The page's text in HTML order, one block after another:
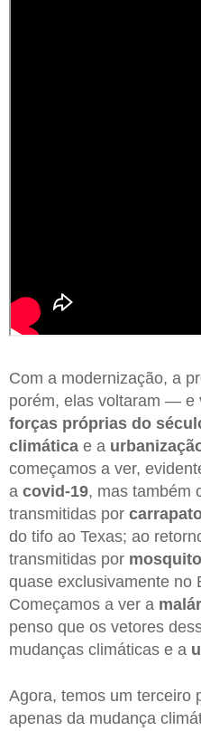
Com a modernização, a
porém, elas voltaram — e
forças próprias do
climática e a
começamos a ver,
a covid-19, mas também
transmitidas por
do tifo ao Texas; ao
transmitidas por
quase exclusivamente no
Começamos a ver a
penso que os vetores
mudanças climáticas e a
Agora, temos um terceiro
apenas da mudança